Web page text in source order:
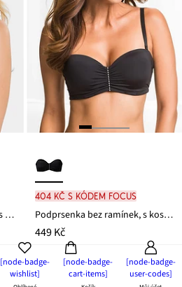
[node-badge-
wishlist]
[node-badge-
cart-items]
[node-badge-
user-codes]
Kojicí podprsenka bez kostic, s organickou bavlnou (3 ks v balení)
404 Kč s kódem FOCUS
Podprsenka bez ramínek, s kosticemi
449 Kč